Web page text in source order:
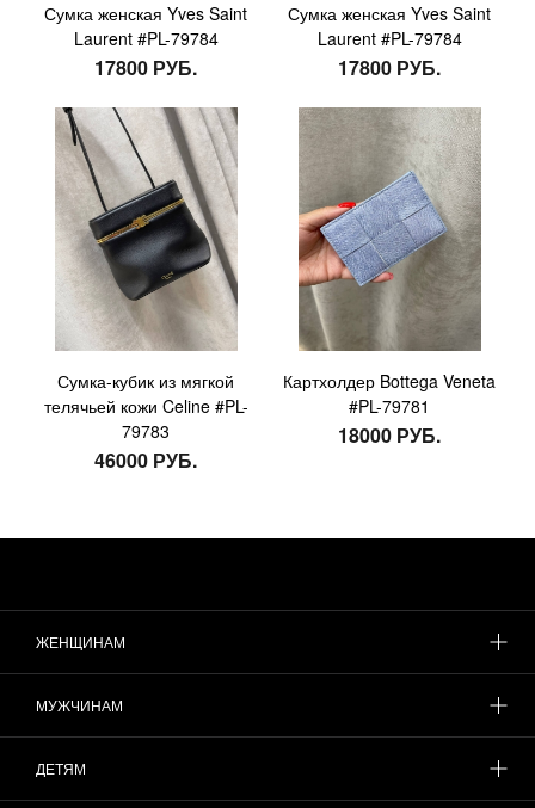
Сумка женская Yves Saint
Laurent #PL-79784
17800 РУБ.
Сумка женская Yves Saint
Laurent #PL-79784
17800 РУБ.
Сумка-кубик из мягкой
телячьей кожи Celine #PL-
79783
46000 РУБ.
Картхолдер Bottega Veneta
#PL-79781
18000 РУБ.
ЖЕНЩИНАМ
МУЖЧИНАМ
ДЕТЯМ